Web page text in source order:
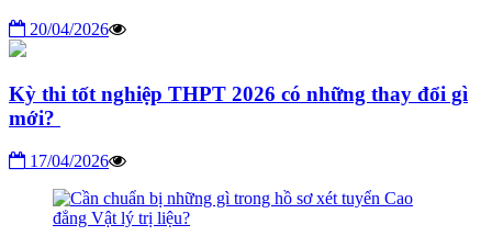
20/04/2026
Kỳ thi tốt nghiệp THPT 2026 có những thay đổi gì
mới?
17/04/2026